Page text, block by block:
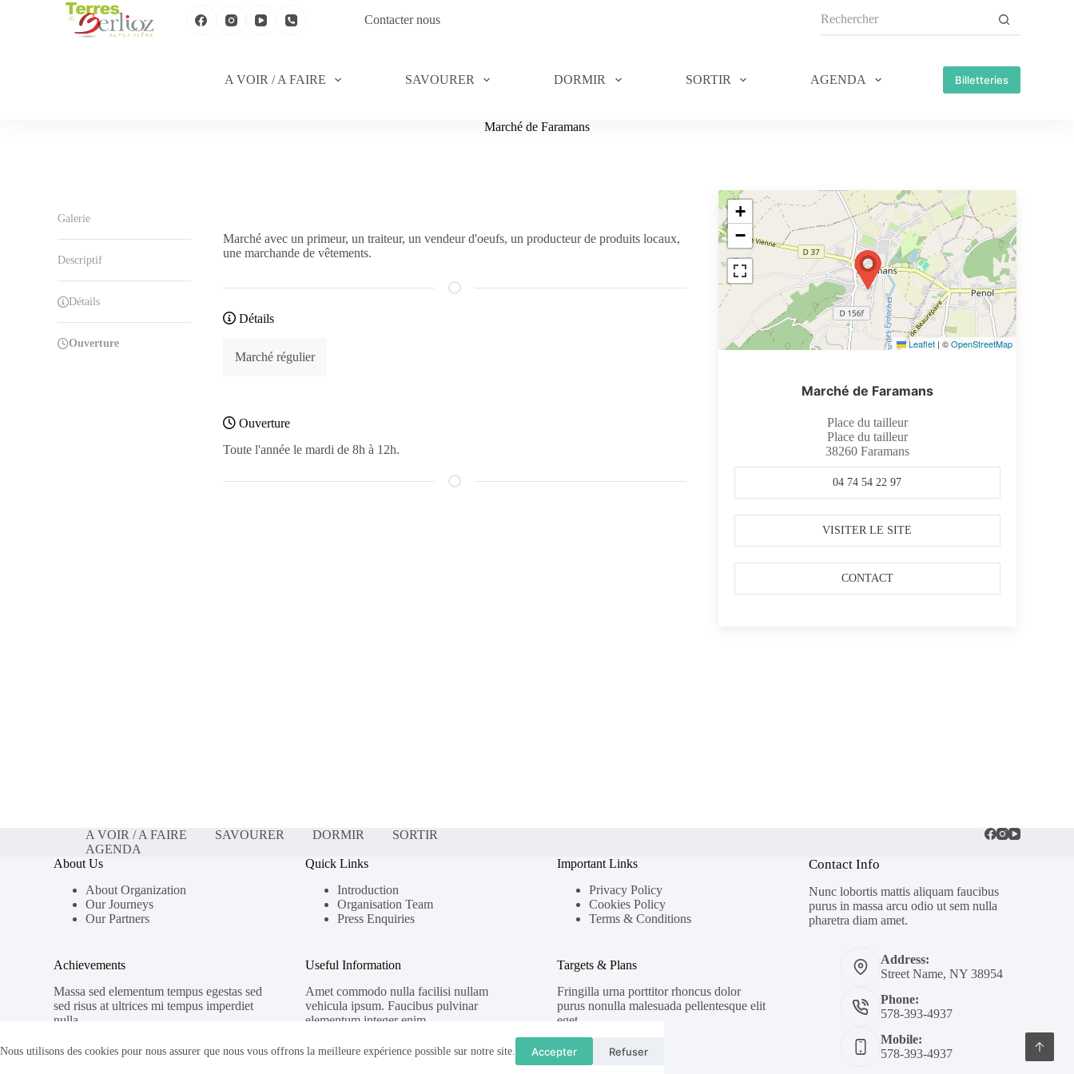
Nous utilisons des cookies pour nous assurer que nous vous offrons la meilleure expérience possible sur notre site. Accepter Refuser
Contacter nous
A VOIR / A FAIRE SAVOURER DORMIR SORTIR AGENDA Billetteries
Marché de Faramans
Galerie
Descriptif
Détails
Ouverture
Marché avec un primeur, un traiteur, un vendeur d'oeufs, un producteur de produits locaux,
une marchande de vêtements.
Détails
Marché régulier
Ouverture
Toute l'année le mardi de 8h à 12h.
+
−
Leaflet | ©OpenStreetMap
Marché de Faramans
Place du tailleur
Place du tailleur
38260Faramans
04 74 54 22 97
VISITER LE SITE
CONTACT
A VOIR / A FAIRE SAVOURER DORMIR
SORTIR
AGENDA
About Us
About Organization
Our Journeys
Our Partners
Achievements
Massa sed elementum tempus egestas sed
sed risus at ultrices mi tempus imperdiet
nulla.
Quick Links
Introduction
Organisation Team
Press Enquiries
Useful Information
Amet commodo nulla facilisi nullam
vehicula ipsum. Faucibus pulvinar
elementum integer enim.
Important Links
Privacy Policy
Cookies Policy
Terms & Conditions
Targets & Plans
Fringilla urna porttitor rhoncus dolor
purus nonulla malesuada pellentesque elit
eget.
Contact Info
Nunc lobortis mattis aliquam faucibus
purus in massa arcu odio ut sem nulla
pharetra diam amet.
Address:
Street Name, NY 38954
Phone:
578-393-4937
Mobile:
578-393-4937